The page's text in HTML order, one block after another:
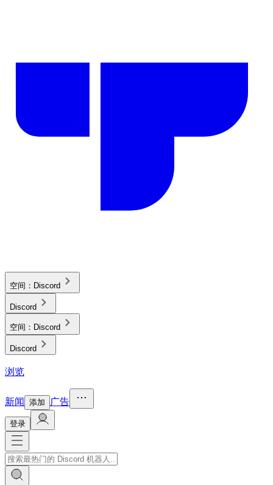
空间： Discord
Discord
空间： Discord
Discord
浏览
新闻 添加 广告
登录